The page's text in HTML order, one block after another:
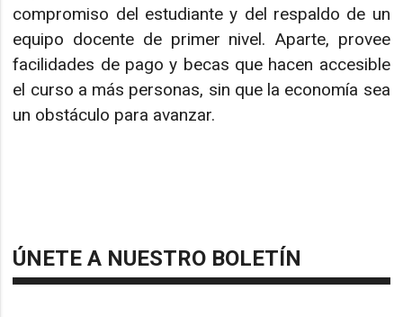
compromiso del estudiante y del respaldo de un
equipo docente de primer nivel. Aparte, provee
facilidades de pago y becas que hacen accesible
el curso a más personas, sin que la economía sea
un obstáculo para avanzar.
ÚNETE A NUESTRO BOLETÍN